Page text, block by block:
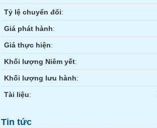
Tỷ lệ chuyển đổi:
Giá phát hành:
Giá thực hiện:
Khối lượng Niêm yết:
Khối lượng lưu hành:
Tài liệu:
Tin tức